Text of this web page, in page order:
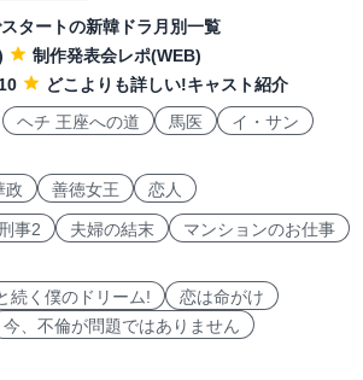
スタートの新韓ドラ月別一覧
制作発表会レポ(WEB)
どこよりも詳しい!キャスト紹介
ヘチ 王座への道 馬医
イ・サン
政 善徳女王 恋人
事2 夫婦の結末
マンションのお仕事
続く僕のドリーム!
恋は命がけ
今、不倫が問題ではありません